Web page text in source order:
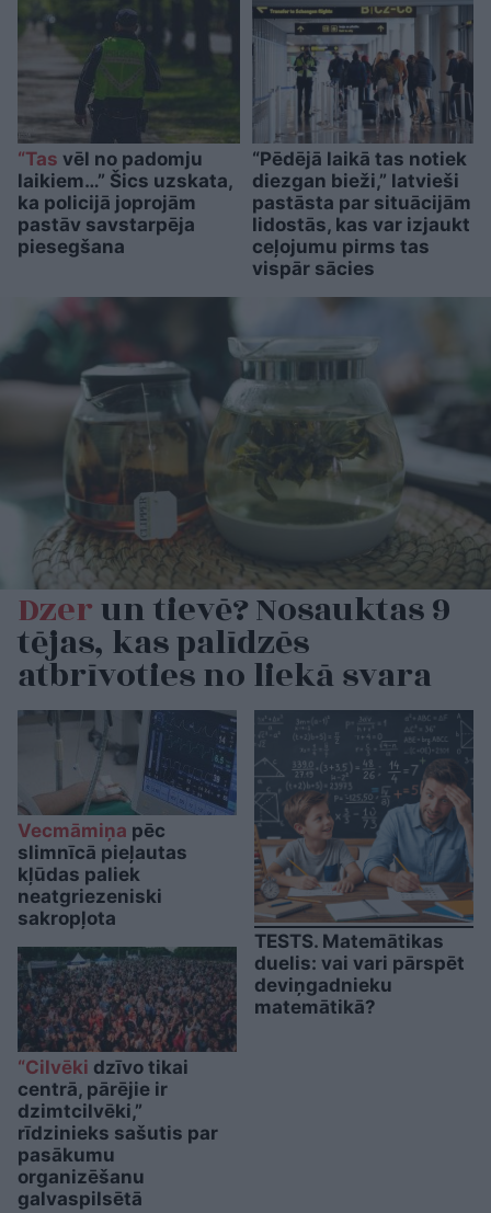
“Tas vēl no padomju
laikiem…” Šics uzskata,
ka policijā joprojām
pastāv savstarpēja
piesegšana
“Pēdējā laikā tas notiek
diezgan bieži,” latvieši
pastāsta par situācijām
lidostās, kas var izjaukt
ceļojumu pirms tas
vispār sācies
Dzerun tievē? Nosauktas 9
tējas, kas palīdzēs
atbrīvoties no liekā svara
Vecmāmiņa pēc
slimnīcā pieļautas
kļūdas paliek
neatgriezeniski
sakropļota
“Cilvēki dzīvo tikai
centrā, pārējie ir
dzimtcilvēki,”
rīdzinieks sašutis par
pasākumu
organizēšanu
galvaspilsētā
TESTS. Matemātikas
duelis: vai vari pārspēt
deviņgadnieku
matemātikā?